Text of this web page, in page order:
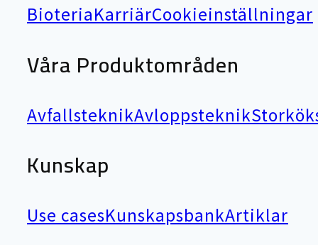
BioteriaKarriärCookieinställningar
Våra Produktområden
AvfallsteknikAvloppsteknik
Kunskap
Use casesKunskapsbankArtiklar